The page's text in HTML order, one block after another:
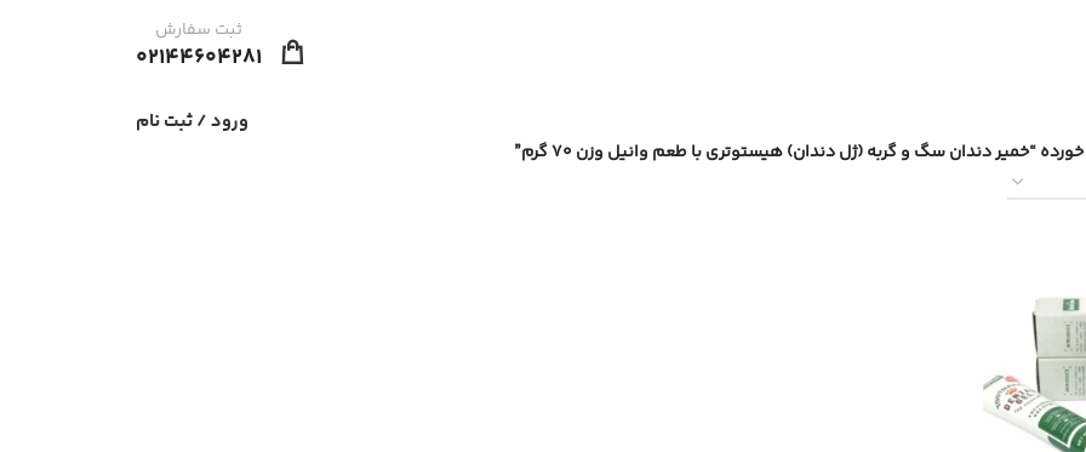
ثبت سفارش
02144604281
ورود / ثبت نام
“خمیر دندان سگ و گربه (ژل دندان) هیستوتری با طعم وانیل وزن 70 گرم”